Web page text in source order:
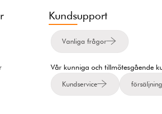
Kundsupport
Vanliga frågor
Vår kunniga och tillmötesgående
Kundservice försäljning